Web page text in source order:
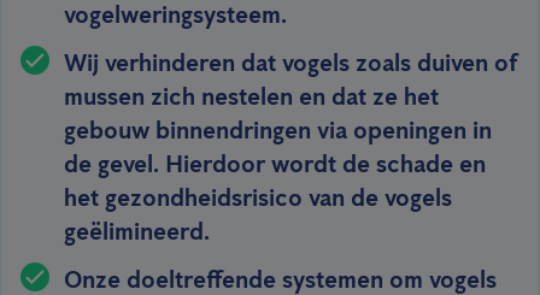
vogelweringsysteem.
Wij verhinderen dat vogels zoals duiven of
mussen zich nestelen en dat ze het
gebouw binnendringen via openingen in
de gevel. Hierdoor wordt de schade en
het gezondheidsrisico van de vogels
geëlimineerd.
Onze doeltreffende systemen om vogels